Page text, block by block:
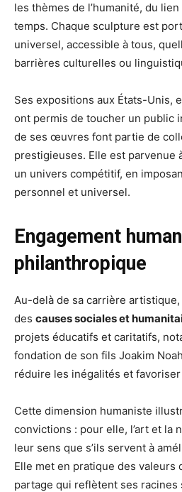
les thèmes de l’humanité, du
temps. Chaque sculpture est
universel, accessible à tous,
barrières culturelles ou
Ses expositions aux États-Unis,
ont permis de toucher un public
de ses œuvres font partie de
prestigieuses. Elle est parvenue
un univers compétitif, en
personnel et universel.
Engagement
philanthropique
Au-delà de sa carrière artistique,
des causes sociales et
projets éducatifs et caritatifs,
fondation de son fils Joakim
réduire les inégalités et favoriser
Cette dimension humaniste
convictions : pour elle, l’art et la
leur sens que s’ils servent à
Elle met en pratique des valeurs
partage qui reflètent ses racines